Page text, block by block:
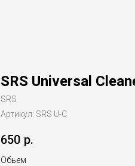
SRS Universal
SRS
Артикул: SRS U-C
650 р.
Обьем